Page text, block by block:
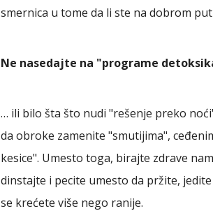
smernica u tome da li ste na dobrom
Ne nasedajte na "programe
… ili bilo šta što nudi "rešenje preko
da obroke zamenite "smutijima",
kesice". Umesto toga, birajte zdrave
dinstajte i pecite umesto da pržite,
se krećete više nego ranije.